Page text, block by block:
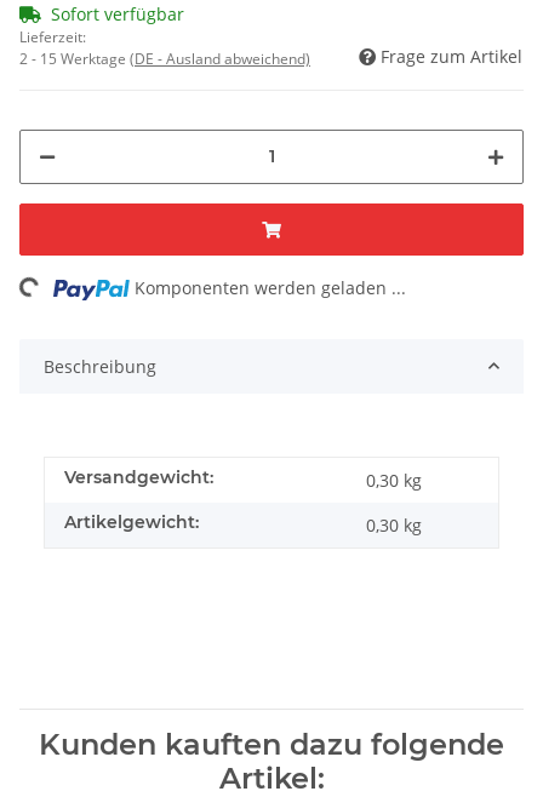
Sofort verfügbar
Lieferzeit:
2 - 15 Werktage (DE - Ausland abweichend) Frage zum Artikel
Komponenten werden geladen ...
Beschreibung
Versandgewicht: 0,30 kg
Artikelgewicht: 0,30 kg
Kunden kauften dazu folgende
Artikel: